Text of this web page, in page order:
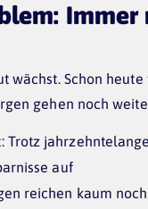
wächst. Schon heute
gehen noch
Trotz
auf
reichen kaum